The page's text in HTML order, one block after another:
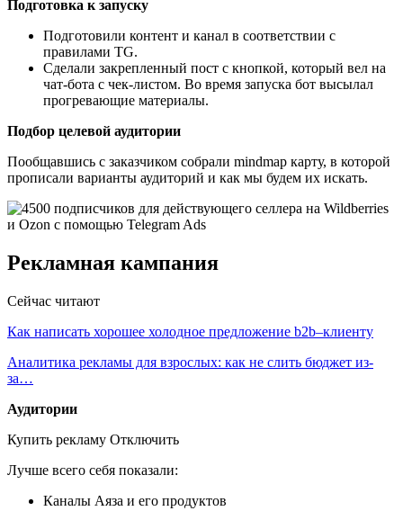
Подготовка к запуску
Подготовили контент и канал в соответствии с
правилами TG.
Сделали закрепленный пост с кнопкой, который вел на
чат-бота с чек-листом. Во время запуска бот высылал
прогревающие материалы.
Подбор целевой аудитории
Пообщавшись с заказчиком собрали mindmap карту, в которой
прописали варианты аудиторий и как мы будем их искать.
Рекламная кампания
Сейчас читают
Как написать хорошее холодное предложение b2b–клиенту
Аналитика рекламы для взрослых: как не слить бюджет из-
за…
Аудитории
Купить рекламу Отключить
Лучше всего себя показали:
Каналы Аяза и его продуктов